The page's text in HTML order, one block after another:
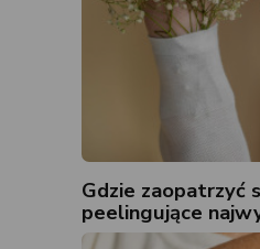
Gdzie zaopatrzyć
peelingujące